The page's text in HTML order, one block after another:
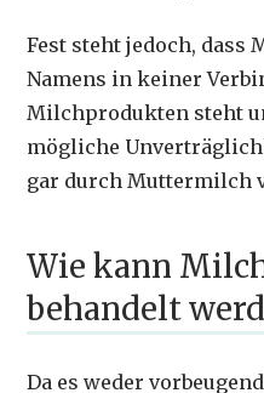
Fest steht jedoch,
Namens in keiner
Milchprodukten steht
mögliche
gar durch Muttermilch
Wie kann
behandelt
Da es weder